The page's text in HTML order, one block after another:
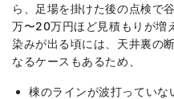
ら、足場を掛けた後の点検で
万〜20万円ほど見積もりが増
染みが出る頃には、天井裏の
なるケースもあるため、
棟のラインが波打っていな